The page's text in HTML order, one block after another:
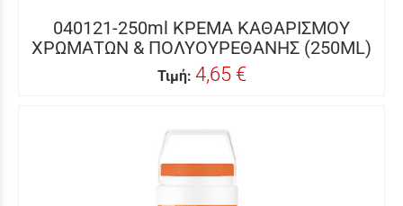
040121-250ml ΚΡΕΜΑ ΚΑΘΑΡΙΣΜΟΥ
ΧΡΩΜΑΤΩΝ & ΠΟΛΥΟΥΡΕΘΑΝΗΣ (250ML)
Τιμή: 4,65 €